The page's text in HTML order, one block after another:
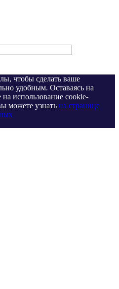
чтобы сделать ваше
удобным. Оставаясь на
на использование cookie-
можете узнать на странице